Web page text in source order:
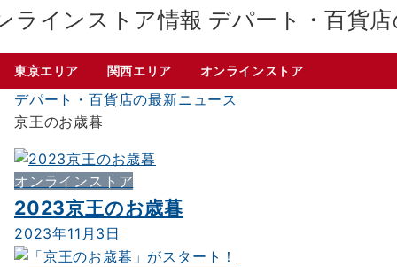
デパート・百貨
東京エリア 関西エリア オンラインストア
デパート・百貨店の最新ニュース
京王のお歳暮
オンラインストア
2023京王のお歳暮
2023年11月3日